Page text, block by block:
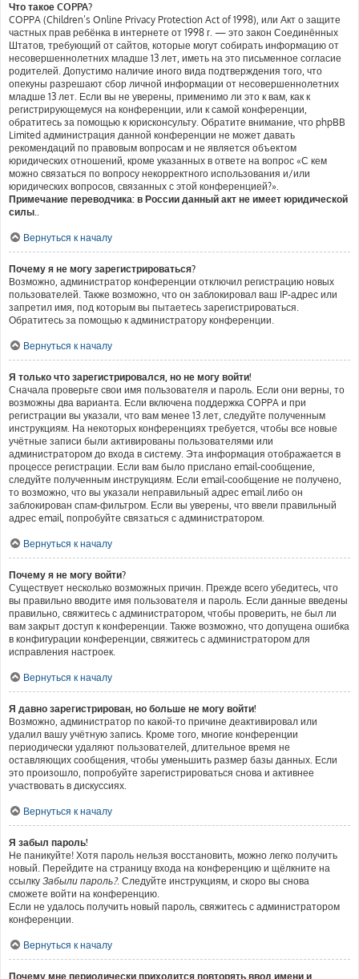
Что такое COPPA?
COPPA (Children’s Online Privacy Protection Act of 1998), или Акт о защите
частных прав ребёнка в интернете от 1998 г. — это закон Соединённых
Штатов, требующий от сайтов, которые могут собирать информацию от
несовершеннолетних младше 13 лет, иметь на это письменное согласие
родителей. Допустимо наличие иного вида подтверждения того, что
опекуны разрешают сбор личной информации от несовершеннолетних
младше 13 лет. Если вы не уверены, применимо ли это к вам, как к
регистрирующемуся на конференции, или к самой конференции,
обратитесь за помощью к юрисконсульту. Обратите внимание, что phpBB
Limited администрация данной конференции не может давать
рекомендаций по правовым вопросам и не является объектом
юридических отношений, кроме указанных в ответе на вопрос «С кем
можно связаться по вопросу некорректного использования и/или
юридических вопросов, связанных с этой конференцией?».
Примечание переводчика: в России данный акт не имеет юридической
силы..
Вернуться к началу
Почему я не могу зарегистрироваться?
Возможно, администратор конференции отключил регистрацию новых
пользователей. Также возможно, что он заблокировал ваш IP-адрес или
запретил имя, под которым вы пытаетесь зарегистрироваться.
Обратитесь за помощью к администратору конференции.
Вернуться к началу
Я только что зарегистрировался, но не могу войти!
Сначала проверьте свои имя пользователя и пароль. Если они верны, то
возможны два варианта. Если включена поддержка COPPA и при
регистрации вы указали, что вам менее 13 лет, следуйте полученным
инструкциям. На некоторых конференциях требуется, чтобы все новые
учётные записи были активированы пользователями или
администратором до входа в систему. Эта информация отображается в
процессе регистрации. Если вам было прислано email-сообщение,
следуйте полученным инструкциям. Если email-сообщение не получено,
то возможно, что вы указали неправильный адрес email либо он
заблокирован спам-фильтром. Если вы уверены, что ввели правильный
адрес email, попробуйте связаться с администратором.
Вернуться к началу
Почему я не могу войти?
Существует несколько возможных причин. Прежде всего убедитесь, что
вы правильно вводите имя пользователя и пароль. Если данные введены
правильно, свяжитесь с администратором, чтобы проверить, не был ли
вам закрыт доступ к конференции. Также возможно, что допущена ошибка
в конфигурации конференции, свяжитесь с администратором для
исправления настроек.
Вернуться к началу
Я давно зарегистрирован, но больше не могу войти!
Возможно, администратор по какой-то причине деактивировал или
удалил вашу учётную запись. Кроме того, многие конференции
периодически удаляют пользователей, длительное время не
оставляющих сообщения, чтобы уменьшить размер базы данных. Если
это произошло, попробуйте зарегистрироваться снова и активнее
участвовать в дискуссиях.
Вернуться к началу
Я забыл пароль!
Не паникуйте! Хотя пароль нельзя восстановить, можно легко получить
новый. Перейдите на страницу входа на конференцию и щёлкните на
ссылку Забыли пароль?. Следуйте инструкциям, и скоро вы снова
сможете войти на конференцию.
Если не удалось получить новый пароль, свяжитесь с администратором
конференции.
Вернуться к началу
Почему мне периодически приходится повторять ввод имени и